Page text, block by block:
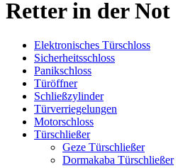
Retter in der Not
Elektronisches Türschloss
Sicherheitsschloss
Panikschloss
Türöffner
Schließzylinder
Türverriegelungen
Motorschloss
Türschließer
Geze Türschließer
Dormakaba Türschließer